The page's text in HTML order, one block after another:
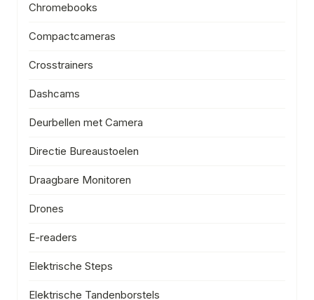
Chromebooks
Compactcameras
Crosstrainers
Dashcams
Deurbellen met Camera
Directie Bureaustoelen
Draagbare Monitoren
Drones
E-readers
Elektrische Steps
Elektrische Tandenborstels